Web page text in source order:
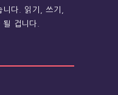
다. 읽기, 쓰기,
겁니다.